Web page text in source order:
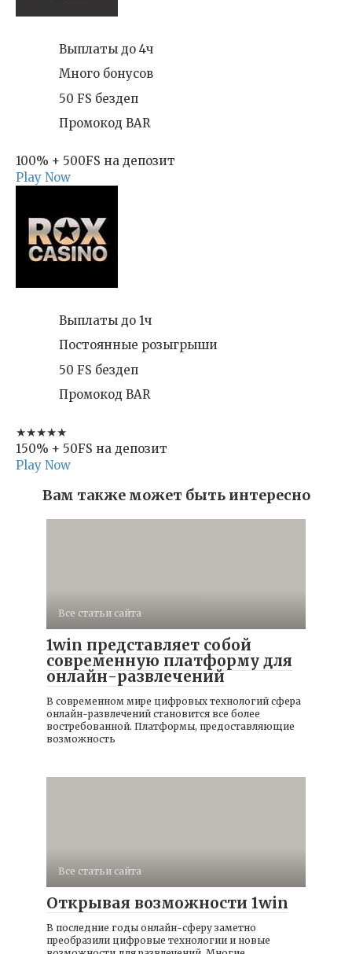
Выплаты до 4ч
Много бонусов
50 FS бездеп
Промокод BAR
100% + 500FS на депозит
Play Now
Выплаты до 1ч
Постоянные розыгрыши
50 FS бездеп
Промокод BAR
★★★★★
150% + 50FS на депозит
Play Now
Вам также может быть интересно
Все статьи сайта
1win представляет собой
современную платформу для
онлайн-развлечений
В современном мире цифровых технологий сфера
онлайн-развлечений становится все более
востребованной. Платформы, предоставляющие
возможность
Все статьи сайта
Открывая возможности 1win
В последние годы онлайн-сферу заметно
преобразили цифровые технологии и новые